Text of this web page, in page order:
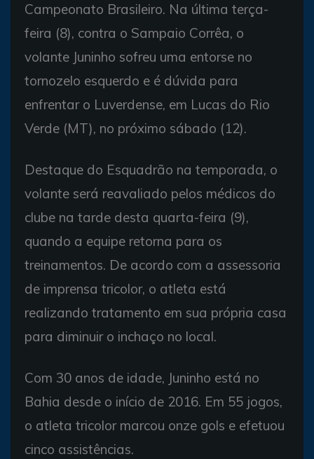
Campeonato Brasileiro. Na última terça-
feira (8), contra o Sampaio Corrêa, o
volante Juninho sofreu uma entorse no
tornozelo esquerdo e é dúvida para
enfrentar o Luverdense, em Lucas do Rio
Verde (MT), no próximo sábado (12).
Destaque do Esquadrão na temporada, o
volante será reavaliado pelos médicos do
clube na tarde desta quarta-feira (9),
quando a equipe retorna para os
treinamentos. De acordo com a assessoria
de imprensa tricolor, o atleta está
realizando tratamento em sua própria casa
para diminuir o inchaço no local.
Com 30 anos de idade, Juninho está no
Bahia desde o início de 2016. Em 55 jogos,
o atleta tricolor marcou onze gols e efetuou
cinco assistências.